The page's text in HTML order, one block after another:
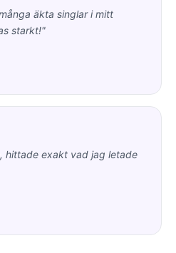
äkta singlar i mitt
starkt!"
hittade exakt vad jag letade